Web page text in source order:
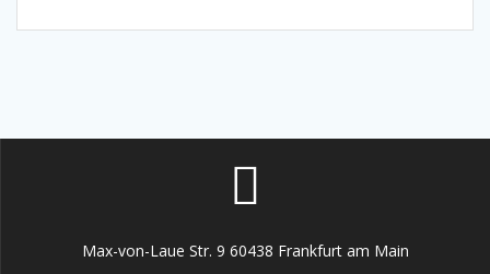
Max-von-Laue Str. 9 60438 Frankfurt am Main